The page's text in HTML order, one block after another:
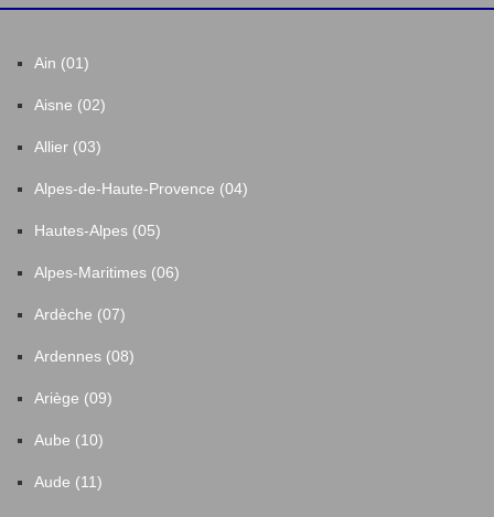
Ain (01)
Aisne (02)
Allier (03)
Alpes-de-Haute-Provence (04)
Hautes-Alpes (05)
Alpes-Maritimes (06)
Ardèche (07)
Ardennes (08)
Ariège (09)
Aube (10)
Aude (11)